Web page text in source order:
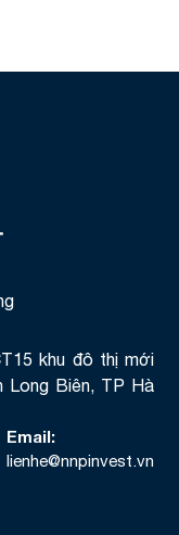
khu đô thị mới
Long Biên, TP Hà
Email:
lienhe@nnpinvest.vn